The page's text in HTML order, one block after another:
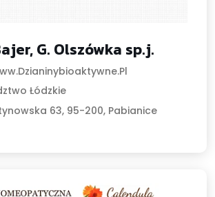
G. Olszówka sp.j.
Łódzkie
63, 95-200, Pabianice